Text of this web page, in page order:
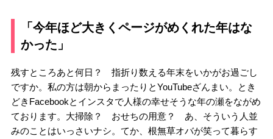
「今年ほど大きくページがめくれた年はな
かった」
残すところあと何日？ 指折り数える年末をいかがお過ごし
ですか。私の方は朝からまったりとYouTubeざんまい。とき
どきFacebookとインスタで人様の幸せそうな年の瀬をながめ
ております。大掃除？ おせちの用意？ あ、そういう人並
みのことはいっさいナシ。てか、根無草オバが笑って暮らす